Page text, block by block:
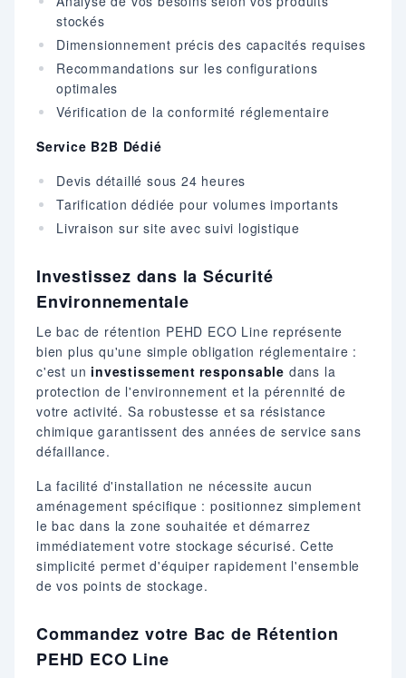
stockés
Dimensionnement précis des capacités requises
Recommandations sur les configurations
optimales
Vérification de la conformité réglementaire
Service B2B Dédié
Devis détaillé sous 24 heures
Tarification dédiée pour volumes importants
Livraison sur site avec suivi logistique
Investissez dans la Sécurité
Environnementale
Le bac de rétention PEHD ECO Line représente
bien plus qu'une simple obligation réglementaire :
c'est un investissement responsable dans la
protection de l'environnement et la pérennité de
votre activité. Sa robustesse et sa résistance
chimique garantissent des années de service sans
défaillance.
La facilité d'installation ne nécessite aucun
aménagement spécifique : positionnez simplement
le bac dans la zone souhaitée et démarrez
immédiatement votre stockage sécurisé. Cette
simplicité permet d'équiper rapidement l'ensemble
de vos points de stockage.
Commandez votre Bac de Rétention
PEHD ECO Line